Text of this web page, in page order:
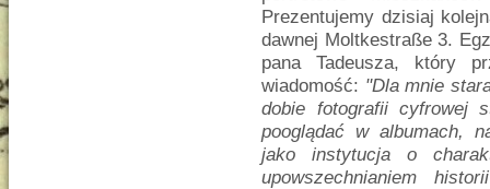
Prezentujemy dzisiaj
dawnej Moltkestraße 3.
pana Tadeusza, który
wiadomość: "Dla mnie
dobie fotografii cyfrowej
pooglądać w albumach,
jako instytucja o
upowszechnianiem